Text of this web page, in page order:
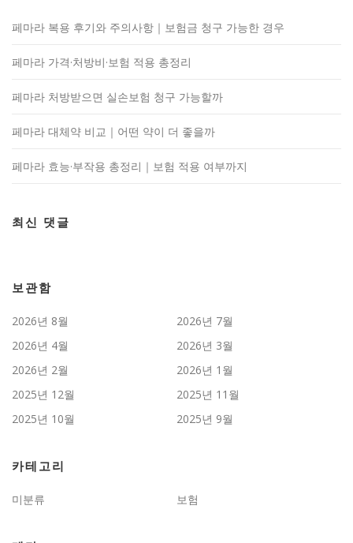
페마라 복용 후기와 주의사항｜보험금 청구 가능한 경우
페마라 가격·처방비·보험 적용 총정리
페마라 처방받으면 실손보험 청구 가능할까
페마라 대체약 비교｜어떤 약이 더 좋을까
페마라 효능·부작용 총정리｜보험 적용 여부까지
최신 댓글
보관함
2026년 8월
2026년 7월
2026년 4월
2026년 3월
2026년 2월
2026년 1월
2025년 12월
2025년 11월
2025년 10월
2025년 9월
카테고리
미분류 보험